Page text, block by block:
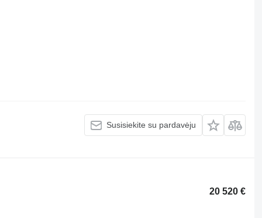
Susisiekite su pardavėju
20 520 €